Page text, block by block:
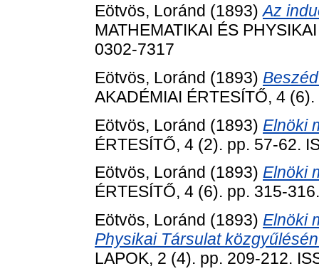
Eötvös, Loránd (1893)Az
MATHEMATIKAI ÉS
0302-7317
Eötvös, Loránd (1893)
AKADÉMIAI ÉRTESÍTŐ, 4
Eötvös, Loránd (1893) Elnöki
ÉRTESÍTŐ, 4 (2). pp. 57-62.
Eötvös, Loránd (1893) Elnöki
ÉRTESÍTŐ, 4 (6). pp. 315-
Eötvös, Loránd (1893) Elnöki
Physikai Társulat
LAPOK, 2 (4). pp. 209-212.